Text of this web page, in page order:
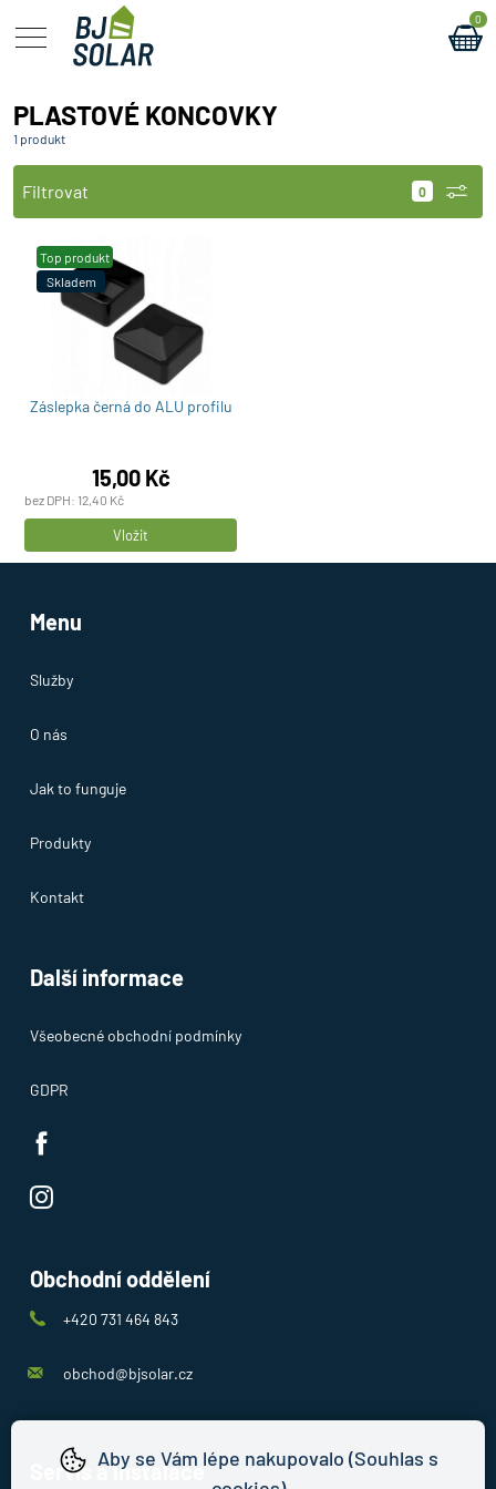
PLASTOVÉ KONCOVKY
1 produkt
Filtrovat
Top produkt
Skladem
Záslepka černá do ALU profilu
15,00 Kč
bez DPH: 12,40 Kč
Počet
produktů
Vložit
0
Menu
Služby
O nás
Jak to funguje
Produkty
Kontakt
Další informace
Všeobecné obchodní podmínky
GDPR
Obchodní oddělení
+420 731 464 843
obchod@bjsolar.cz
Servis a instalace
Aby se Vám lépe nakupovalo (Souhlas s